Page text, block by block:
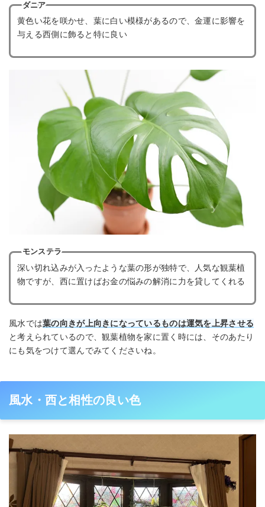
ダニア
黄色い花を咲かせ、葉に白い模様があるので、金運に影響を
与える西側に飾ると特に良い
モンステラ
深い切れ込みが入ったような葉の形が独特で、人気な観葉植
物ですが、西に置けばお金の悩みの解消に力を貸してくれる
風水では葉の向きが上向きになっているものは運気を上昇させる
と考えられているので、観葉植物を家に置く時には、そのあたり
にも気をつけて選んでみてくださいね。
風水・西と相性の良い色